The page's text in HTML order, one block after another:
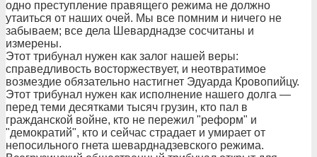
одно преступление правящего режима не должно
утаиться от наших очей. Мы все помним и ничего не
забываем; все дела Шеварднадзе сосчитаны и
измерены.
Этот трибунал нужен как залог нашей веры:
справедливость восторжествует, и неотвратимое
возмездие обязательно настигнет Эдуарда Кровопийцу.
Этот трибунал нужен как исполнение нашего долга —
перед теми десятками тысяч грузин, кто пал в
гражданской войне, кто не пережил "реформ" и
"демократий", кто и сейчас страдает и умирает от
непосильного гнета шеварднадзевского режима.